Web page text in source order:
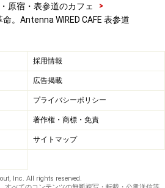
原宿・表参道のカフェ
>
。Antenna WIRED CAFE 表参道
採用情報
広告掲載
プライバシーポリシー
著作権・商標・免責
サイトマップ
Inc. All rights reserved.